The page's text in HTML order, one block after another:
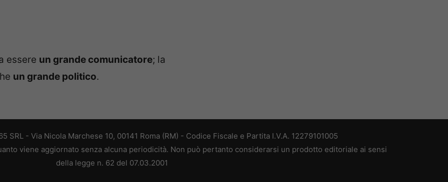
essere un grande comunicatore; la
un grande politico.
SRL - Via Nicola Marchese 10, 00141 Roma (RM) - Codice Fiscale e Partita I.V.A. 12279101005
viene aggiornato senza alcuna periodicità. Non può pertanto considerarsi un prodotto editoriale ai sensi
della legge n. 62 del 07.03.2001